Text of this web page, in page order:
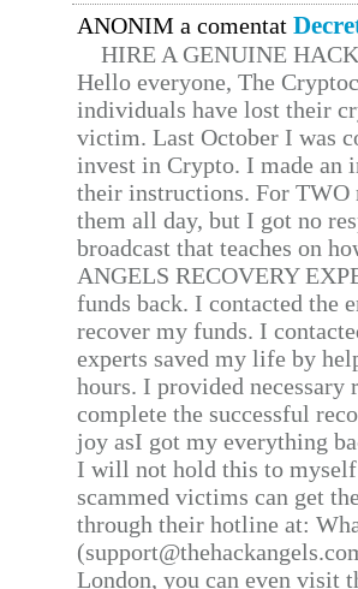
ANONIM a comentat
HIRE A GENUINE
Hello everyone, The
individuals have lost their
victim. Last October I was
invest in Crypto. I made
their instructions. For TWO
them all day, but I got no
broadcast that teaches on
ANGELS RECOVERY
funds back. I contacted the
recover my funds. I
experts saved my life by
hours. I provided
complete the successful
joy asI got my everything
I will not hold this to
scammed victims can get
through their hotline at:
London, you can even visit